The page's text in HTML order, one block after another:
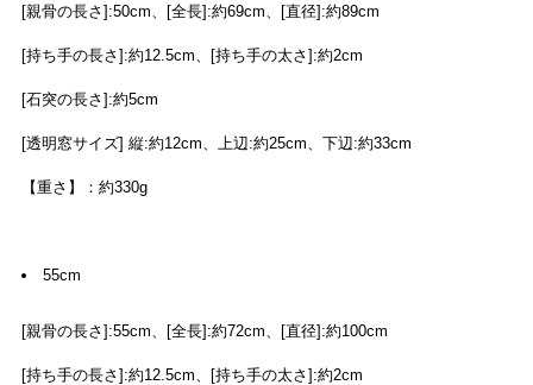
[親骨の長さ]:50cm、[全長]:約69cm、[直径]:約89cm
[持ち手の長さ]:約12.5cm、[持ち手の太さ]:約2cm
[石突の長さ]:約5cm
[透明窓サイズ] 縦:約12cm、上辺:約25cm、下辺:約33cm
【重さ】：約330g
55cm
[親骨の長さ]:55cm、[全長]:約72cm、[直径]:約100cm
[持ち手の長さ]:約12.5cm、[持ち手の太さ]:約2cm